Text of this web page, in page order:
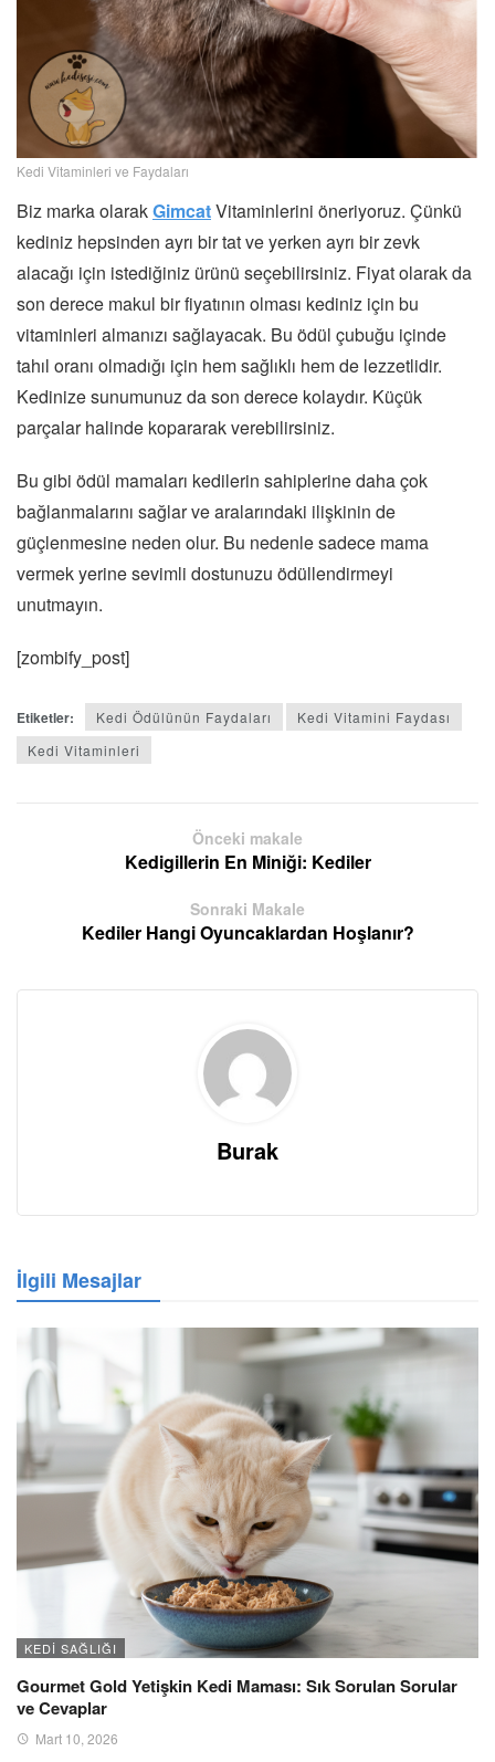
Kedi Vitaminleri ve Faydaları
Biz marka olarakGimcatVitaminlerini öneriyoruz. Çünkü
kediniz hepsinden ayrı bir tat ve yerken ayrı bir zevk
alacağı için istediğiniz ürünü seçebilirsiniz. Fiyat olarak da
son derece makul bir fiyatının olması kediniz için bu
vitaminleri almanızı sağlayacak. Bu ödül çubuğu içinde
tahıl oranı olmadığı için hem sağlıklı hem de lezzetlidir.
Kedinize sunumunuz da son derece kolaydır. Küçük
parçalar halinde kopararak verebilirsiniz.
Bu gibi ödül mamaları kedilerin sahiplerine daha çok
bağlanmalarını sağlar ve aralarındaki ilişkinin de
güçlenmesine neden olur. Bu nedenle sadece mama
vermek yerine sevimli dostunuzu ödüllendirmeyi
unutmayın.
[zombify_post]
Etiketler: Kedi Ödülünün Faydaları
Kedi Vitamini Faydası
Kedi Vitaminleri
Önceki makale
Kedigillerin En Miniği: Kediler
Sonraki Makale
Kediler Hangi Oyuncaklardan Hoşlanır?
Burak
İlgili Mesajlar
KEDI SAĞLIĞI
Gourmet Gold Yetişkin Kedi Maması: Sık Sorulan Sorular
ve Cevaplar
Mart 10, 2026